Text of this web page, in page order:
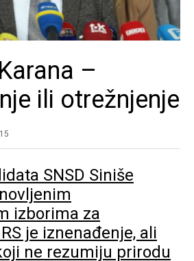
–
ili otrežnjenje
SNSD Siniše
izborima za
je iznenađenje, ali
ne rezumiju prirodu